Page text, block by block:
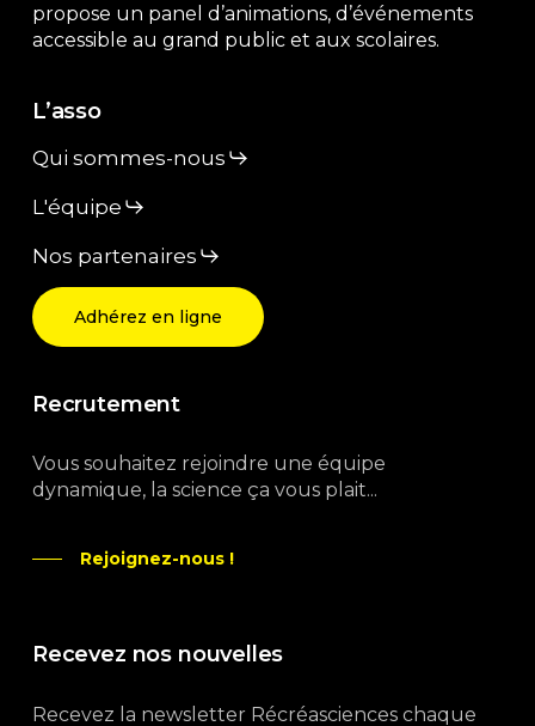
propose un panel d’animations, d’événements
accessible au grand public et aux scolaires.
L’asso
Qui sommes-nous
L'équipe
Nos partenaires
Adhérez en ligne
Recrutement
Vous souhaitez rejoindre une équipe
dynamique, la science ça vous plait...
Rejoignez-nous !
Recevez nos nouvelles
Recevez la newsletter Récréasciences chaque